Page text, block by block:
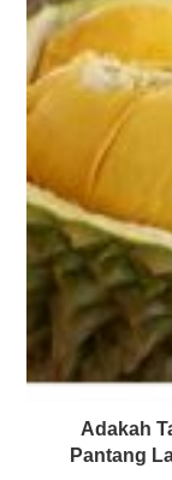
Adakah
Pantang